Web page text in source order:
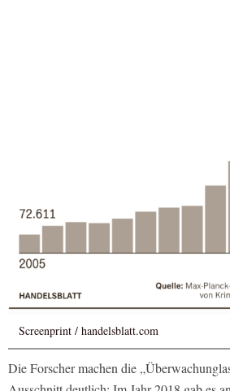
Screenprint / handelsblatt.com
Die Forscher machen die